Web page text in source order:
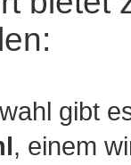
gibt
, einem